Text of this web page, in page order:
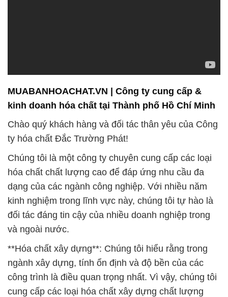
MUABANHOACHAT.VN | Công ty cung cấp &
kinh doanh hóa chất tại Thành phố Hồ Chí Minh
Chào quý khách hàng và đối tác thân yêu của Công
ty hóa chất Đắc Trường Phát!
Chúng tôi là một công ty chuyên cung cấp các loại
hóa chất chất lượng cao để đáp ứng nhu cầu đa
dạng của các ngành công nghiệp. Với nhiều năm
kinh nghiệm trong lĩnh vực này, chúng tôi tự hào là
đối tác đáng tin cậy của nhiều doanh nghiệp trong
và ngoài nước.
**Hóa chất xây dựng**: Chúng tôi hiểu rằng trong
ngành xây dựng, tính ổn định và độ bền của các
công trình là điều quan trọng nhất. Vì vậy, chúng tôi
cung cấp các loại hóa chất xây dựng chất lượng